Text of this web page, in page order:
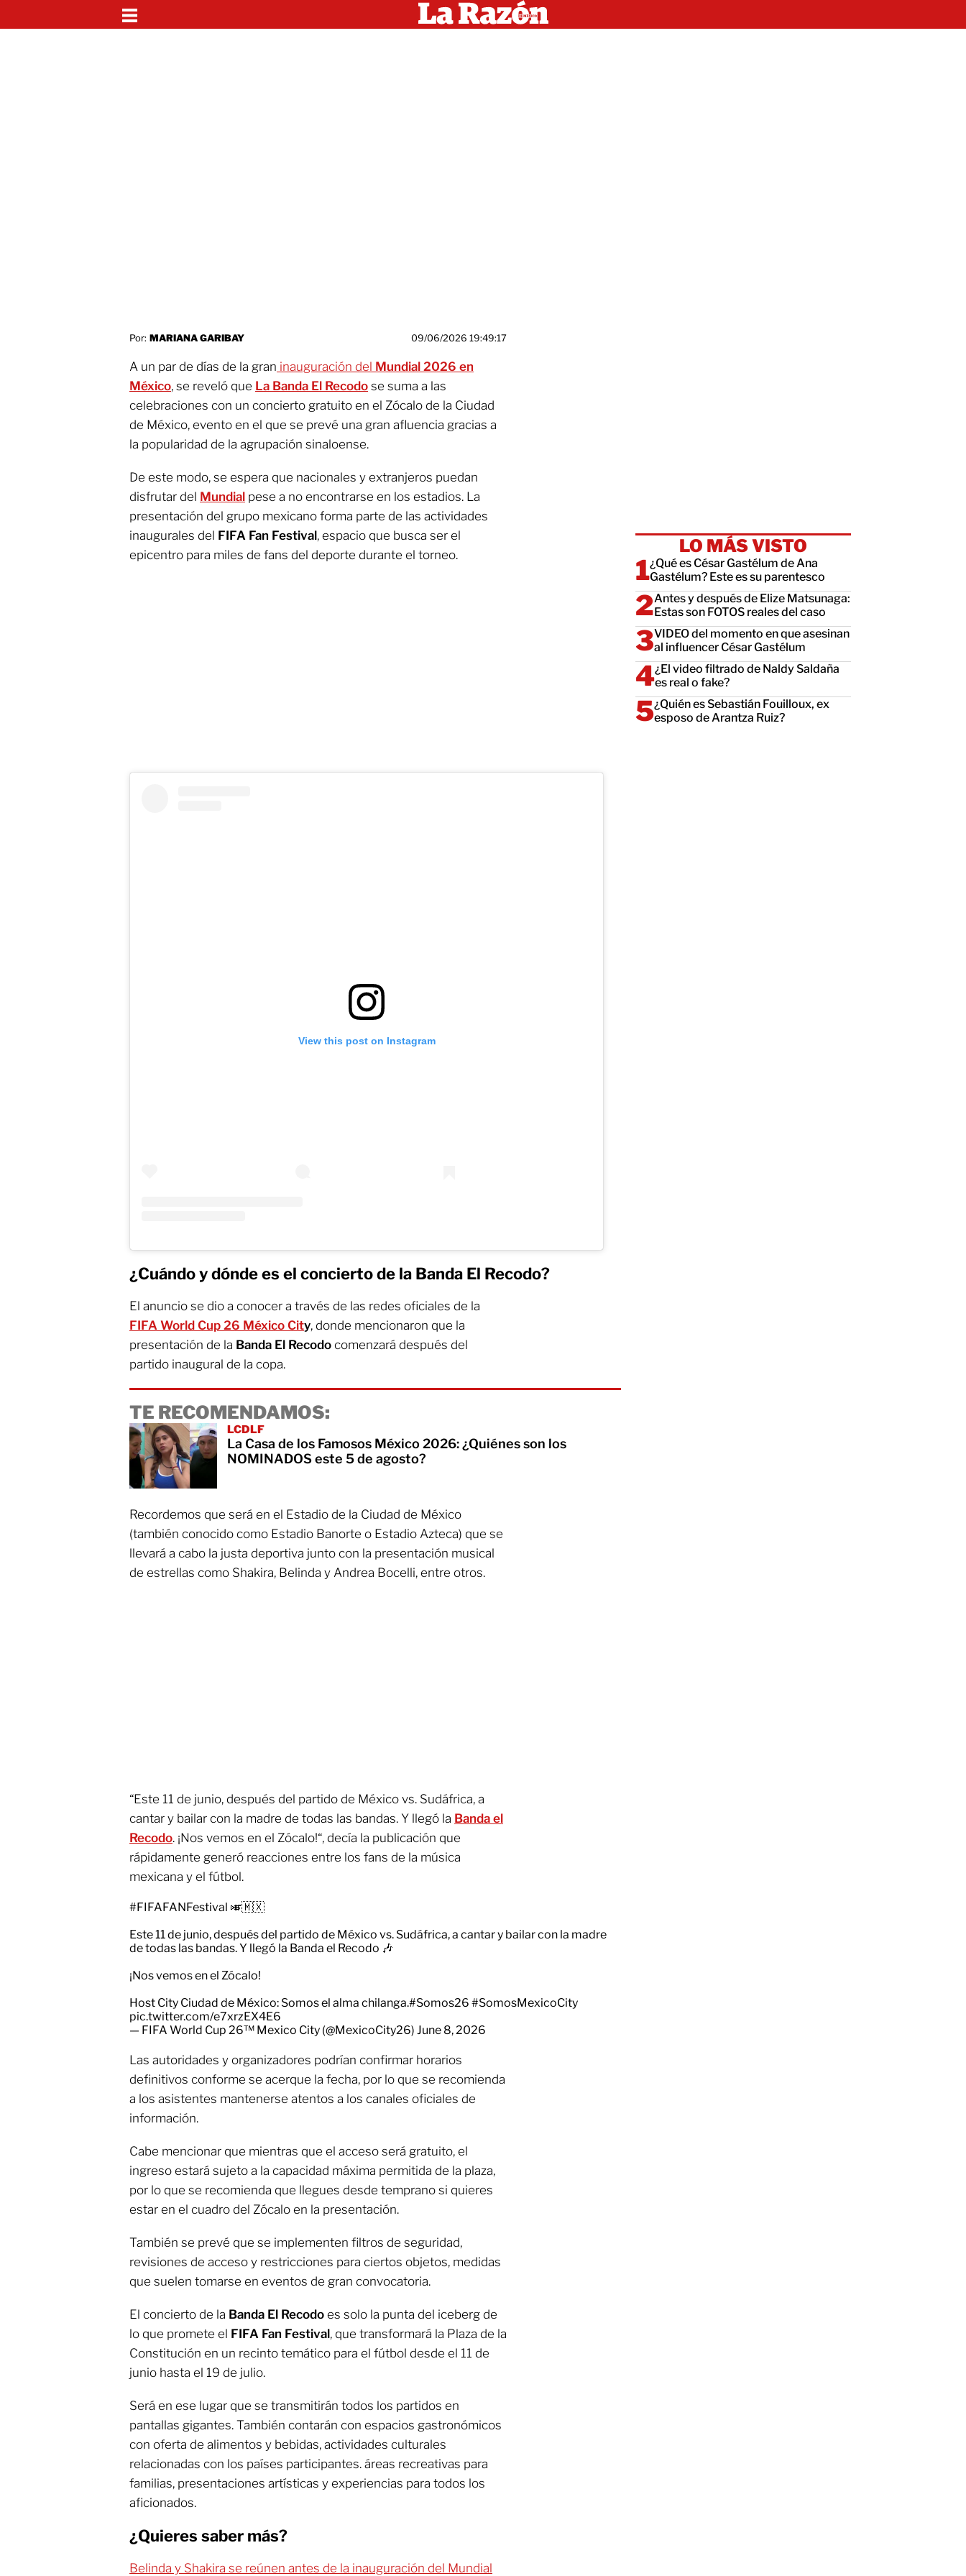
Por: MARIANA GARIBAY 09/06/2026 19:49:17
A un par de días de la gran inauguración del Mundial 2026 en
México, se reveló que La Banda El Recodo se suma a las
celebraciones con un concierto gratuito en el Zócalo de la Ciudad
de México, evento en el que se prevé una gran afluencia gracias a
la popularidad de la agrupación sinaloense.
De este modo, se espera que nacionales y extranjeros puedan
disfrutar del Mundial pese a no encontrarse en los estadios. La
presentación del grupo mexicano forma parte de las actividades
inaugurales del FIFA Fan Festival, espacio que busca ser el
epicentro para miles de fans del deporte durante el torneo.
View this post on Instagram
¿Cuándo y dónde es el concierto de la Banda El Recodo?
El anuncio se dio a conocer a través de las redes oficiales de la
FIFA World Cup 26 México City, donde mencionaron que la
presentación de la Banda El Recodo comenzará después del
partido inaugural de la copa.
TE RECOMENDAMOS:
LCDLF
La Casa de los Famosos México 2026: ¿Quiénes son los
NOMINADOS este 5 de agosto?
Recordemos que será en el Estadio de la Ciudad de México
(también conocido como Estadio Banorte o Estadio Azteca) que se
llevará a cabo la justa deportiva junto con la presentación musical
de estrellas como Shakira, Belinda y Andrea Bocelli, entre otros.
“Este 11 de junio, después del partido de México vs. Sudáfrica, a
cantar y bailar con la madre de todas las bandas. Y llegó la Banda el
Recodo. ¡Nos vemos en el Zócalo!“, decía la publicación que
rápidamente generó reacciones entre los fans de la música
mexicana y el fútbol.
#FIFAFANFestival 🎺🇲🇽
Este 11 de junio, después del partido de México vs. Sudáfrica, a cantar y bailar con la madre
de todas las bandas. Y llegó la Banda el Recodo 🎶
¡Nos vemos en el Zócalo!
Host City Ciudad de México: Somos el alma chilanga.#Somos26 #SomosMexicoCity
pic.twitter.com/e7xrzEX4E6
— FIFA World Cup 26™️ Mexico City (@MexicoCity26) June 8, 2026
Las autoridades y organizadores podrían confirmar horarios
definitivos conforme se acerque la fecha, por lo que se recomienda
a los asistentes mantenerse atentos a los canales oficiales de
información.
Cabe mencionar que mientras que el acceso será gratuito, el
ingreso estará sujeto a la capacidad máxima permitida de la plaza,
por lo que se recomienda que llegues desde temprano si quieres
estar en el cuadro del Zócalo en la presentación.
También se prevé que se implementen filtros de seguridad,
revisiones de acceso y restricciones para ciertos objetos, medidas
que suelen tomarse en eventos de gran convocatoria.
El concierto de la Banda El Recodo es solo la punta del iceberg de
lo que promete el FIFA Fan Festival, que transformará la Plaza de la
Constitución en un recinto temático para el fútbol desde el 11 de
junio hasta el 19 de julio.
Será en ese lugar que se transmitirán todos los partidos en
pantallas gigantes. También contarán con espacios gastronómicos
con oferta de alimentos y bebidas, actividades culturales
relacionadas con los países participantes. áreas recreativas para
familias, presentaciones artísticas y experiencias para todos los
aficionados.
¿Quieres saber más?
Belinda y Shakira se reúnen antes de la inauguración del Mundial
LO MÁS VISTO
¿Qué es César Gastélum de Ana
Gastélum? Este es su parentesco
Antes y después de Elize Matsunaga:
Estas son FOTOS reales del caso
VIDEO del momento en que asesinan
al influencer César Gastélum
¿El video filtrado de Naldy Saldaña
es real o fake?
¿Quién es Sebastián Fouilloux, ex
esposo de Arantza Ruiz?